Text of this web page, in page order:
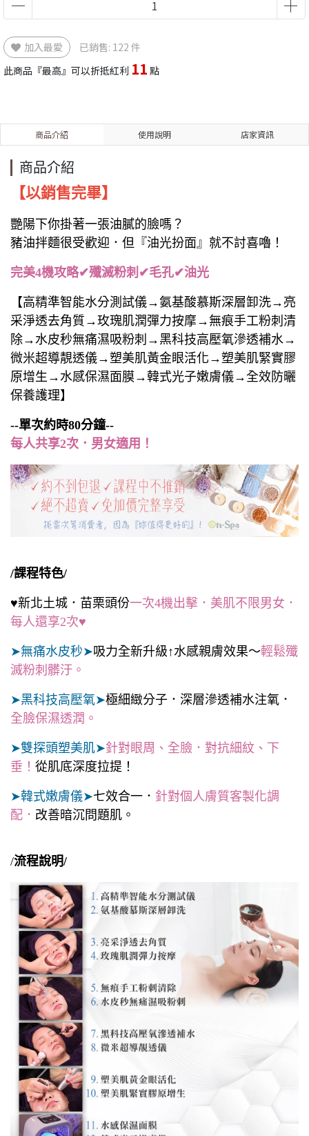
加入最愛
已銷售: 122 件
此商品『最高』可以折抵紅利 11 點
商品介紹 使用說明 店家資訊
商品介紹
【以銷售完畢】
艷陽下你掛著一張油膩的臉嗎？
豬油拌麵很受歡迎．但『油光扮面』就不討喜嚕！
完美4機攻略✔殲滅粉刺✔毛孔✔油光
【高精準智能水分測試儀→氨基酸慕斯深層卸洗→亮
采淨透去角質→玫瑰肌潤彈力按摩→無痕手工粉刺清
除→水皮秒無痛濕吸粉刺→黑科技高壓氧滲透補水→
微米超導靚透儀→塑美肌黃金眼活化→塑美肌緊實膠
原增生→水感保濕面膜→韓式光子嫩膚儀→全效防曬
保養護理】
--單次約時80分鐘--
每人共享2次．男女適用！
/課程特色/
♥新北土城．苗栗頭份一次4機出擊．美肌不限男女．
每人還享2次♥
➤無痛水皮秒➤吸力全新升級↑水感親膚效果～輕鬆殲
滅粉刺髒汙。
➤黑科技高壓氧➤極細緻分子．深層滲透補水注氧．
全臉保濕透潤。
➤雙探頭塑美肌➤針對眼周、全臉．對抗細紋、下
垂！ 從肌底深度拉提！
➤韓式嫩膚儀➤七效合一． 針對個人膚質客製化調
配． 改善暗沉問題肌。
/流程說明/